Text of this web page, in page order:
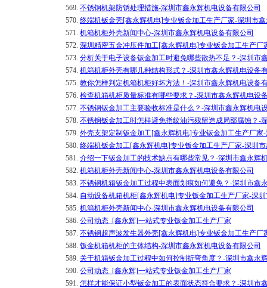
569. 不锈钢机架防锈处理措施-深圳市鑫永辉机电设备有限公司
570. 终端机钣金壳[鑫永辉机电]专业钣金加工生产厂家-深圳市
571. 机箱机柜外壳新闻中心-深圳市鑫永辉机电设备有限公司
572. 深圳精密五金冲压件加工[鑫永辉机电]专业钣金加工生产厂
573. 分析关于电子设备钣金加工时避免哪些散热不足？-深圳市
574. 机箱机柜外壳有哪几种结构形式？-深圳市鑫永辉机电设备
575. 教你怎样判定机箱机柜好坏方法！-深圳市鑫永辉机电设备
576. 检查机箱机柜质量标准有哪些要求？-深圳市鑫永辉机电设
577. 不锈钢钣金加工主要验收标准是什么？-深圳市鑫永辉机电
578. 不锈钢钣金加工时怎样避免指纹油污残留造成局部腐蚀？-
579. 外壳支架定制钣金加工[鑫永辉机电]专业钣金加工生产厂家
580. 终端机钣金加工[鑫永辉机电]专业钣金加工生产厂家-深圳
581. 介绍一下钣金加工的技术缺点有哪些常见？-深圳市鑫永辉
582. 机箱机柜外壳新闻中心-深圳市鑫永辉机电设备有限公司
583. 不锈钢机箱钣金加工过程中表面划痕如何避免？-深圳市鑫
584. 自动设备机箱机柜[鑫永辉机电]专业钣金加工生产厂家-深
585. 机箱机柜外壳新闻中心-深圳市鑫永辉机电设备有限公司
586. 公司动态_[鑫永辉]一站式专业钣金加工生产厂家
587. 不锈钢超声波发生器外壳[鑫永辉机电]专业钣金加工生产厂
588. 钣金机箱机柜的主体结构-深圳市鑫永辉机电设备有限公司
589. 关于机箱钣金加工过程中如何控制折弯角度？-深圳市鑫永
590. 公司动态_[鑫永辉]一站式专业钣金加工生产厂家
591. 怎样才能保证小型钣金加工的表面状态符合要求？-深圳市